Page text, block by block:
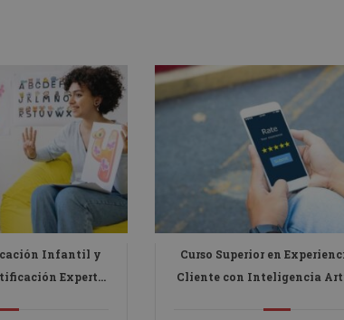
Infantil y
Experto
Curso Superior en
Cliente con Inteligencia